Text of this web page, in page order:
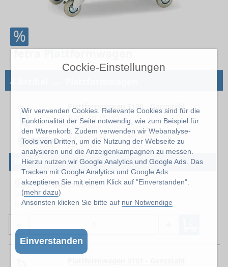
Cockie-Einstellungen
Wir verwenden Cookies. Relevante Cookies sind für die
Funktionalität der Seite notwendig, wie zum Beispiel für
den Warenkorb. Zudem verwenden wir Webanalyse-
Tools von Dritten, um die Nutzung der Webseite zu
analysieren und die Anzeigenkampagnen zu messen.
Hierzu nutzen wir Google Analytics und Google Ads. Das
Tracken mit Google Analytics und Google Ads
akzeptieren Sie mit einem Klick auf "Einverstanden".
(mehr dazu)
Ansonsten klicken Sie bitte auf nur Notwendige
Einverstanden
%
fetra Plattformwagen
4 Artikel
Plattformwagen 3100 - Ganzstahl
Tragkraft 150 kg
Ladefläche 740 x 480 mm
Außenmaße 760 x 495 x 860 mm
FET-3100
Mehr Details
93,60 €exkl. 19% MwSt.
UVP117,00€
Lieferzeit: ca. 1 Woche